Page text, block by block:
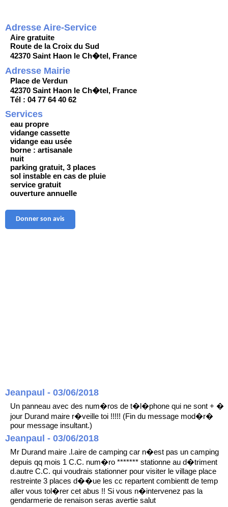
Adresse Aire-Service
Aire gratuite
Route de la Croix du Sud
42370 Saint Haon le Ch�tel, France
Adresse Mairie
Place de Verdun
42370 Saint Haon le Ch�tel, France
Tél : 04 77 64 40 62
Services
eau propre
vidange cassette
vidange eau usée
borne : artisanale
nuit
parking gratuit, 3 places
sol instable en cas de pluie
service gratuit
ouverture annuelle
Donner son avis
Jeanpaul - 03/06/2018
Un panneau avec des num�ros de t�l�phone qui ne sont + �
jour Durand maire r�veille toi !!!!! (Fin du message mod�r�
pour message insultant.)
Jeanpaul - 03/06/2018
Mr Durand maire .l.aire de camping car n�est pas un camping
depuis qq mois 1 C.C. num�ro ******* stationne au d�triment
d.autre C.C. qui voudrais stationner pour visiter le village place
restreinte 3 places d��ue les cc repartent combientt de temp
aller vous tol�rer cet abus !! Si vous n�intervenez pas la
gendarmerie de renaison seras avertie salut